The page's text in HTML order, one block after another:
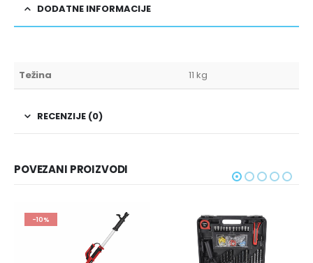
DODATNE INFORMACIJE
Težina 11 kg
RECENZIJE (0)
POVEZANI PROIZVODI
-10%